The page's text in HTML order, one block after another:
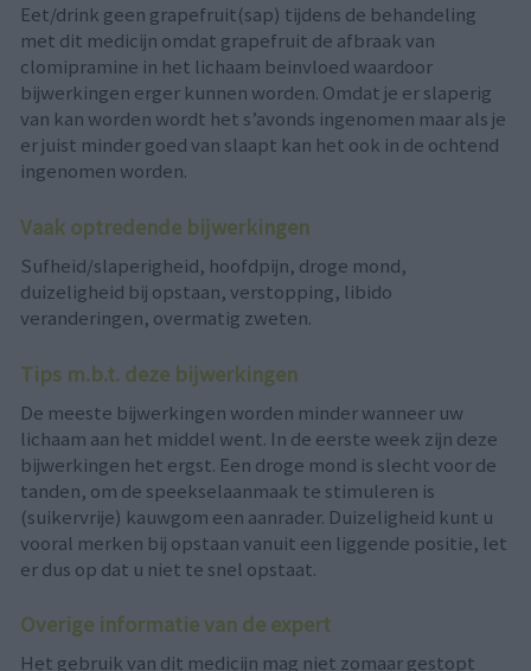
Eet/drink geen grapefruit(sap) tijdens de behandeling
met dit medicijn omdat grapefruit de afbraak van
clomipramine in het lichaam beinvloed waardoor
bijwerkingen erger kunnen worden. Omdat je er slaperig
van kan worden wordt het s’avonds ingenomen maar als je
er juist minder goed van slaapt kan het ook in de ochtend
ingenomen worden.
Vaak optredende bijwerkingen
Sufheid/slaperigheid, hoofdpijn, droge mond,
duizeligheid bij opstaan, verstopping, libido
veranderingen, overmatig zweten.
Tips m.b.t. deze bijwerkingen
De meeste bijwerkingen worden minder wanneer uw
lichaam aan het middel went. In de eerste week zijn deze
bijwerkingen het ergst. Een droge mond is slecht voor de
tanden, om de speekselaanmaak te stimuleren is
(suikervrije) kauwgom een aanrader. Duizeligheid kunt u
vooral merken bij opstaan vanuit een liggende positie, let
er dus op dat u niet te snel opstaat.
Overige informatie van de expert
Het gebruik van dit medicijn mag niet zomaar gestopt